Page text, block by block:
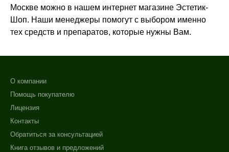
Москве можно в нашем интернет магазине Эстетик-
Шоп. Наши менеджеры помогут с выбором именно
тех средств и препаратов, которые нужны Вам.
О компании
Помощь покупателю
Лицензия
Контакты
Обратиться за консультацией
Книга отзывов и предложений